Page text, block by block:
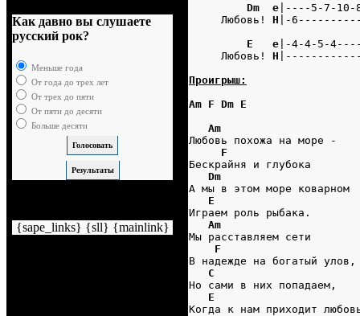
Как давно вы слушаете
русский рок?
Меньше года
От года до трех лет
От трех до пяти
От пяти до десяти
Больше десяти
{sape_links} {sll} {mainlink}
Dm  e |----5-7-10-
     Любовь!
H |-
E   e |-4-4-5-
     Любовь!
H
Проигрыш:
Am F Dm E
Am
Любовь похожа на море -
F
Бескрайня и глубока
Dm
А мы в этом море коварном
E
Играем роль рыбака.
Am
Мы расставляем сети
F
В надежде на богатый улов,
C
Но сами в них попадаем,
E
Когда к нам приходит